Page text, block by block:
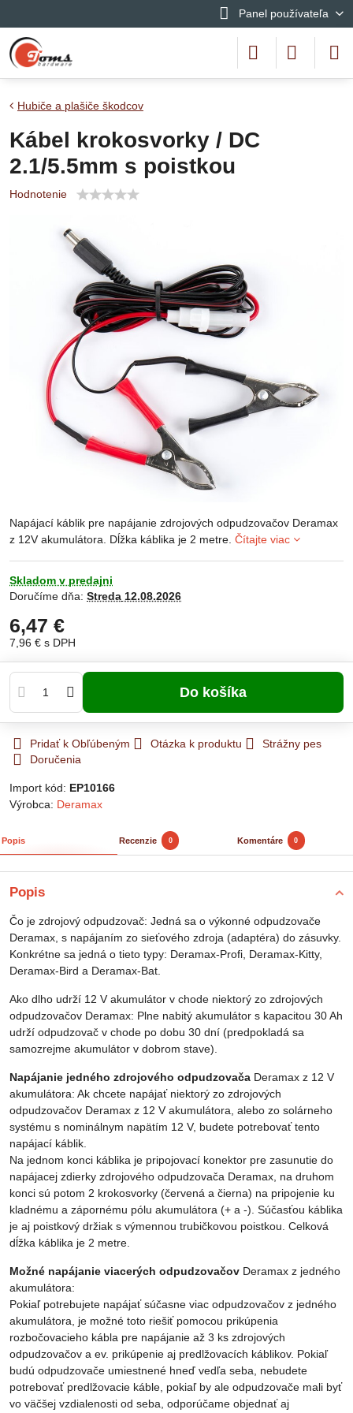
Panel používateľa
Hubiče a plašiče škodcov
Kábel krokosvorky / DC
2.1/5.5mm s poistkou
Hodnotenie
Napájací káblik pre napájanie zdrojových odpudzovačov Deramax
z 12V akumulátora. Dĺžka káblika je 2 metre. Čítajte viac
Skladom v predajni
Doručíme dňa: Streda 12.08.2026
6,47 €
7,96 € s DPH
Do košíka
Pridať k Obľúbeným Otázka k produktu
Strážny pes
Doručenia
Import kód: EP10166
Výrobca: Deramax
Popis Recenzie 0 Komentáre 0
Popis
Čo je zdrojový odpudzovač: Jedná sa o výkonné odpudzovače
Deramax, s napájaním zo sieťového zdroja (adaptéra) do zásuvky.
Konkrétne sa jedná o tieto typy: Deramax-Profi, Deramax-Kitty,
Deramax-Bird a Deramax-Bat.
Ako dlho udrží 12 V akumulátor v chode niektorý zo zdrojových
odpudzovačov Deramax: Plne nabitý akumulátor s kapacitou 30 Ah
udrží odpudzovač v chode po dobu 30 dní (predpokladá sa
samozrejme akumulátor v dobrom stave).
Napájanie jedného zdrojového odpudzovača Deramax z 12 V
akumulátora: Ak chcete napájať niektorý zo zdrojových
odpudzovačov Deramax z 12 V akumulátora, alebo zo solárneho
systému s nominálnym napätím 12 V, budete potrebovať tento
napájací káblik.
Na jednom konci káblika je pripojovací konektor pre zasunutie do
napájacej zdierky zdrojového odpudzovača Deramax, na druhom
konci sú potom 2 krokosvorky (červená a čierna) na pripojenie ku
kladnému a zápornému pólu akumulátora (+ a -). Súčasťou káblika
je aj poistkový držiak s výmennou trubičkovou poistkou. Celková
dĺžka káblika je 2 metre.
Možné napájanie viacerých odpudzovačov Deramax z jedného
akumulátora:
Pokiaľ potrebujete napájať súčasne viac odpudzovačov z jedného
akumulátora, je možné toto riešiť pomocou prikúpenia
rozbočovacieho kábla pre napájanie až 3 ks zdrojových
odpudzovačov a ev. prikúpenie aj predlžovacích káblikov. Pokiaľ
budú odpudzovače umiestnené hneď vedľa seba, nebudete
potrebovať predlžovacie káble, pokiaľ by ale odpudzovače mali byť
vo väčšej vzdialenosti od seba, odporúčame objednať aj